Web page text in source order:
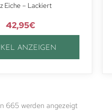
Eiche – Lackiert
42,95€
ANZEIGEN
665 werden angezeigt